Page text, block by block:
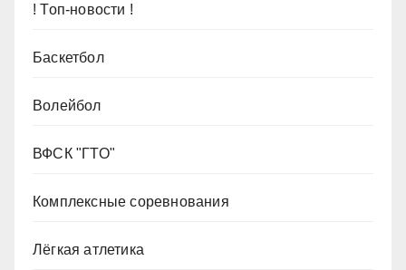
! Топ-новости !
Баскетбол
Волейбол
ВФСК "ГТО"
Комплексные соревнования
Лёгкая атлетика